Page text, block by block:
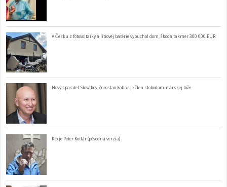
V Česku z fotovoltaiky a lítiovej batérie vybuchol dom, škoda takmer 300 000 EUR
Nový spasiteľ Slovákov Zoroslav Kollár je člen slobodomurárskej lóže
Kto je Peter Kotlár (pôvodná verzia)